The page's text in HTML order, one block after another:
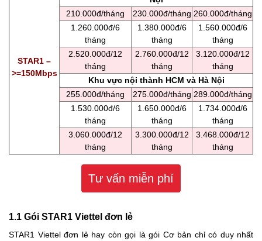
STAR1 –
>=150Mbps
210.000đ/tháng
230.000đ/tháng 260.000đ/tháng
1.260.000đ/6
tháng
1.380.000đ/6
tháng
1.560.000đ/6
tháng
2.520.000đ/12
tháng
2.760.000đ/12
tháng
3.120.000đ/12
tháng
Khu vực nội thành HCM và Hà Nội
255.000đ/tháng
275.000đ/tháng 289.000đ/tháng
1.530.000đ/6
tháng
1.650.000đ/6
tháng
1.734.000đ/6
tháng
3.060.000đ/12
tháng
3.300.000đ/12
tháng
3.468.000đ/12
tháng
Tư vấn miễn phí
1.1 Gói STAR1 Viettel đơn lẻ
STAR1 Viettel đơn lẻ hay còn gọi là gói Cơ bản chỉ có duy nhất